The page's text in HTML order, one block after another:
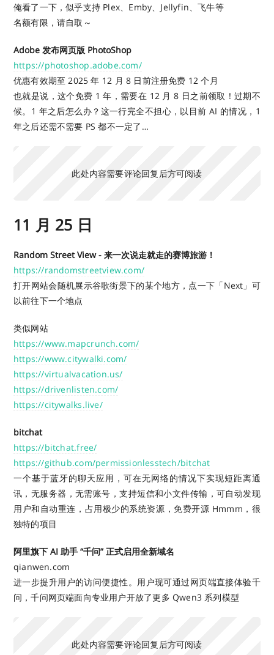
俺看了一下，似乎支持 Plex、Emby、Jellyfin、飞牛等
名额有限，请自取～
Adobe 发布网页版 PhotoShop
https://photoshop.adobe.com/
优惠有效期至 2025 年 12 月 8 日前注册免费 12 个月
也就是说，这个免费 1 年，需要在 12 月 8 日之前领取！过期不
候。1 年之后怎么办？这一行完全不担心，以目前 AI 的情况，1
年之后还需不需要 PS 都不一定了…
此处内容需要评论回复后方可阅读
11 月 25 日
Random Street View - 来一次说走就走的赛博旅游！
https://randomstreetview.com/
打开网站会随机展示谷歌街景下的某个地方，点一下「Next」可
以前往下一个地点
类似网站
https://www.mapcrunch.com/
https://www.citywalki.com/
https://virtualvacation.us/
https://drivenlisten.com/
https://citywalks.live/
bitchat
https://bitchat.free/
https://github.com/permissionlesstech/bitchat
一个基于蓝牙的聊天应用，可在无网络的情况下实现短距离通
讯，无服务器，无需账号，支持短信和小文件传输，可自动发现
用户和自动重连，占用极少的系统资源，免费开源 Hmmm，很
独特的项目
阿里旗下 AI 助手 “千问” 正式启用全新域名
qianwen.com
进一步提升用户的访问便捷性。用户现可通过网页端直接体验千
问，千问网页端面向专业用户开放了更多 Qwen3 系列模型
此处内容需要评论回复后方可阅读